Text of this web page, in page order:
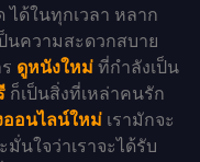
ด้ในทุกเวลา หลาก
นความสะดวกสบาย
ดูหนังใหม่ ที่กำลังเป็น
ก็เป็นสิ่งที่เหล่าคนรัก
ออนไลน์ใหม่ เรามักจะ
นใจว่าเราจะได้รับ